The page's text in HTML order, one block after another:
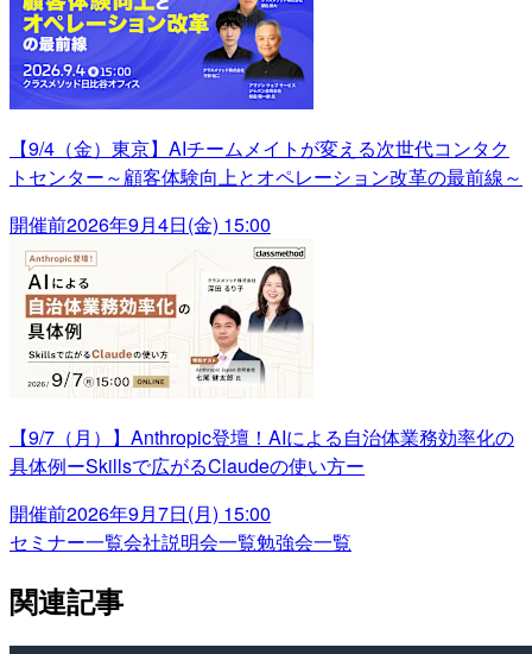
【9/4（金）東京】AIチームメイトが変える次世代コンタク
トセンター～顧客体験向上とオペレーション改革の最前線～
開催前2026年9月4日(金) 15:00
【9/7（月）】Anthropic登壇！AIによる自治体業務効率化の
具体例ーSkillsで広がるClaudeの使い方ー
開催前2026年9月7日(月) 15:00
セミナー一覧会社説明会一覧勉強会一覧
関連記事